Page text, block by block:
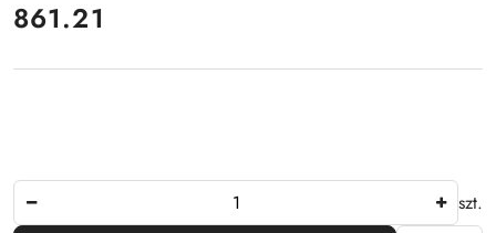
cena:
861.21
szt.